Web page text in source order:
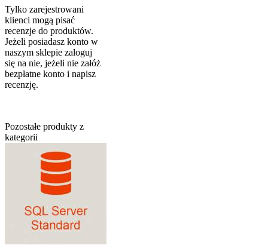
Tylko zarejestrowani
klienci mogą pisać
recenzje do produktów.
Jeżeli posiadasz konto w
naszym sklepie zaloguj
się na nie, jeżeli nie załóż
bezpłatne konto i napisz
recenzję.
Pozostałe produkty z
kategorii